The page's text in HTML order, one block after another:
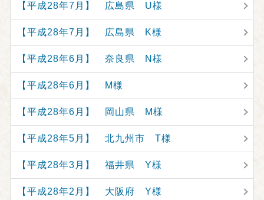
【平成28年7月】 広島県 U様
【平成28年7月】 広島県 K様
【平成28年6月】 奈良県 N様
【平成28年6月】 M様
【平成28年6月】 岡山県 M様
【平成28年5月】 北九州市 T様
【平成28年3月】 福井県 Y様
【平成28年2月】 大阪府 Y様